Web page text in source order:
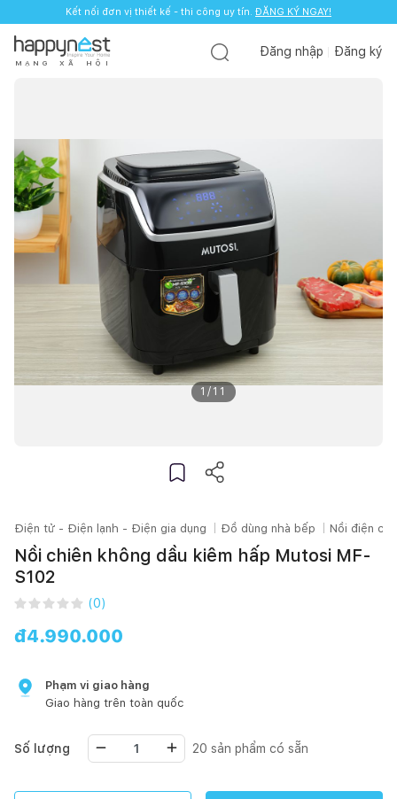
Kết nối đơn vị thiết kế - thi công uy tín. ĐĂNG KÝ NGAY!
M Ạ N G X Ã H Ộ I
Đăng nhập Đăng ký
1 / 11
Điện tử - Điện lạnh - Điện gia dụng Đồ dùng nhà bếp Nồi điện
Nồi chiên không dầu kiêm hấp Mutosi MF-
S102
(0)
đ4.990.000
Phạm vi giao hàng
Giao hàng trên toàn quốc
Số lượng 20 sản phẩm có sẵn